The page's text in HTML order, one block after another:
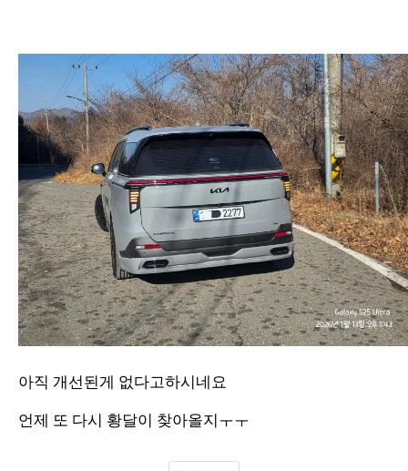
아직 개선된게 없다고하시네요
언제 또 다시 황달이 찾아올지ㅜㅜ